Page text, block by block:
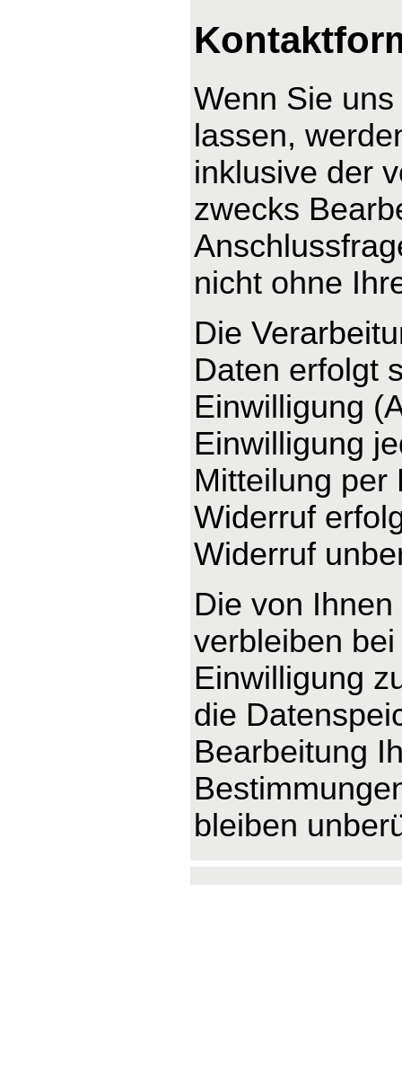
Wenn Sie
lassen,
inklusive der
zwecks
nicht ohne
Die
Daten erfolgt
Einwilligung
Einwilligung
Mitteilung per
Widerruf
Widerruf
Die von
verbleiben
Einwilligung
die
Bearbeitung
bleiben